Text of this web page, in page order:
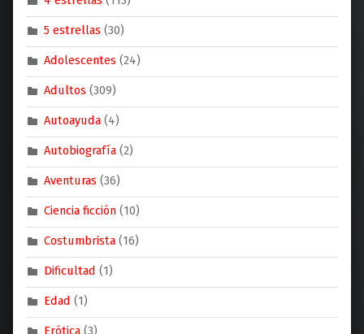
5 estrellas (30)
Adolescentes (24)
Adultos (309)
Autoayuda (4)
Autobiografía (2)
Aventuras (36)
Ciencia ficción (10)
Costumbrista (16)
Dificultad (1)
Edad (1)
Erótica (3)